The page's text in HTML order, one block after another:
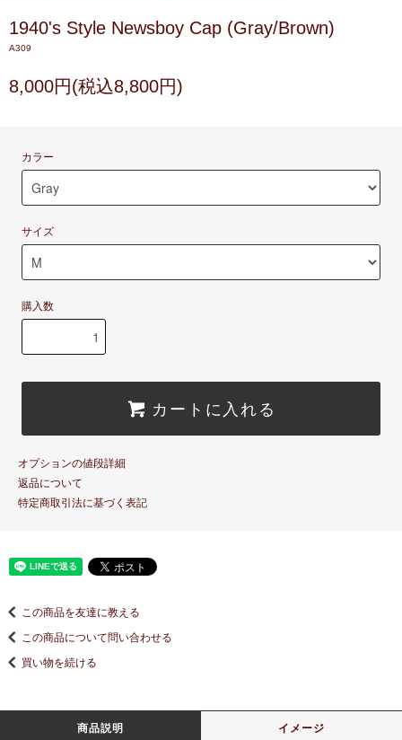
1940's Style Newsboy Cap (Gray/Brown)
A309
8,000円(税込8,800円)
カラー
サイズ
購入数
カートに入れる
オプションの値段詳細
返品について
特定商取引法に基づく表記
この商品を友達に教える
この商品について問い合わせる
買い物を続ける
商品説明 イメージ